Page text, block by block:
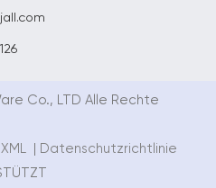
Co., LTD Alle Rechte
XML
Datenschutzrichtlinie